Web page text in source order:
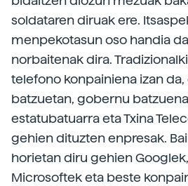
soldataren diruak ere.
menpekotasun oso handia
norbaitenak dira.
telefono konpainiena izan da,
batzuetan, gobernu batzuena.
estatubatuarra eta Txina
gehien dituzten enpresak.
horietan diru gehien
Microsoftek eta beste